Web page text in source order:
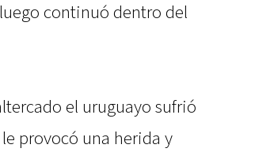
continuó dentro del
el uruguayo sufrió
provocó una herida y